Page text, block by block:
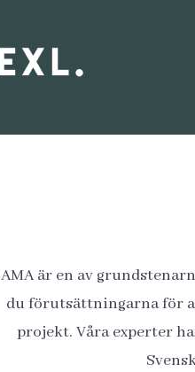
AMA är en av
du förutsättningarna för
projekt. Våra experter